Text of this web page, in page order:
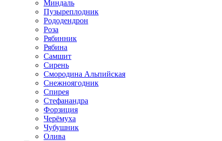
Миндаль
Пузыреплодник
Рододендрон
Роза
Рябинник
Рябина
Самшит
Сирень
Смородина Альпийская
Снежноягодник
Спирея
Стефанандра
Форзиция
Черёмуха
Чубушник
Олива